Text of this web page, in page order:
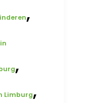
,
,
Limburg,